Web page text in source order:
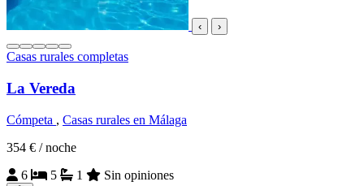
‹ ›
Casas rurales completas
La Vereda
Cómpeta , Casas rurales en Málaga
354 € / noche
6
5 1 Sin opiniones